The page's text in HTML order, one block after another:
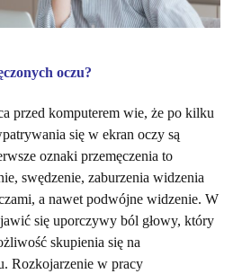
oczu?
przed komputerem wie, że po kilku
się w ekran oczy są
oznaki przemęczenia to
swędzenie, zaburzenia widzenia
a nawet podwójne widzenie. W
się uporczywy ból głowy, który
skupienia się na
Rozkojarzenie w pracy